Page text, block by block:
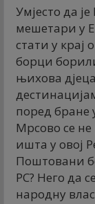
Умјесто да
мешетари у
стати у крај
борци
њихова
поред
Мрсово се
ишта у овој
Поштовани
РС? Него да
народну